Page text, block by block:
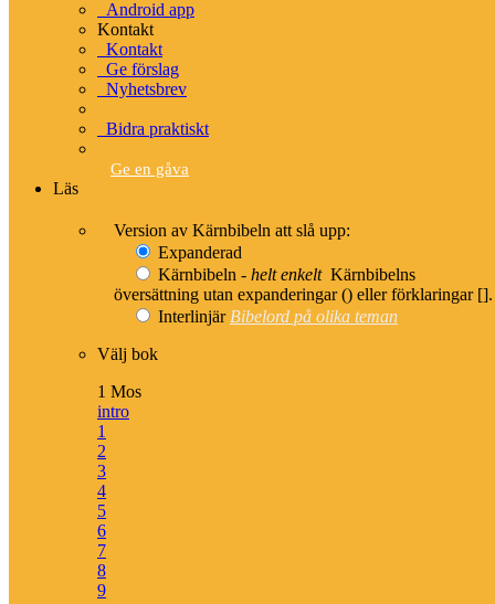
Android app
Kontakt
Kontakt
Ge förslag
Nyhetsbrev
Bidra praktiskt
Ge en gåva
Läs
Version av Kärnbibeln att slå upp:
Expanderad
Kärnbibeln - helt enkelt Kärnbibelns
översättning utan expanderingar () eller förklaringar [].
Interlinjär Bibelord på olika teman
Välj bok
1 Mos
intro
1
2
3
4
5
6
7
8
9
NT+ (tre olika färger)
Rut & Ester
Ruth & Esther (engelska)
Lukasevangeliet
Johannesevangeliet & tre brev
Romarbrevet
Apostlagärningarna
Psaltaren
Bibelläsningsplaner
Läsplaner – bibelnpåettår.se
Läsplaner via e-post – minbibelplan.se
Kyrkoåret – kyrkoaretstexter.se
Torah och haftarah texter